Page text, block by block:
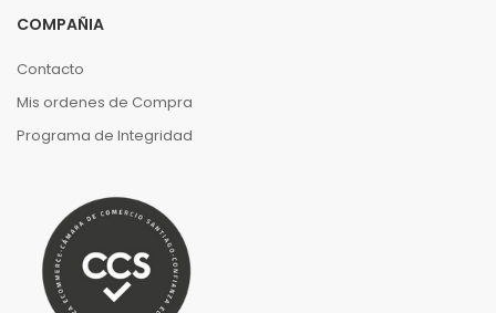
COMPAÑIA
Contacto
Mis ordenes de Compra
Programa de Integridad